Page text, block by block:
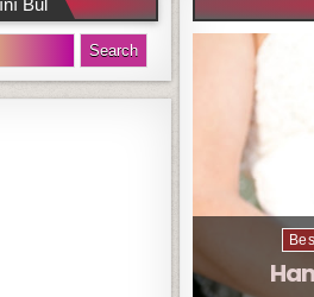
Bul